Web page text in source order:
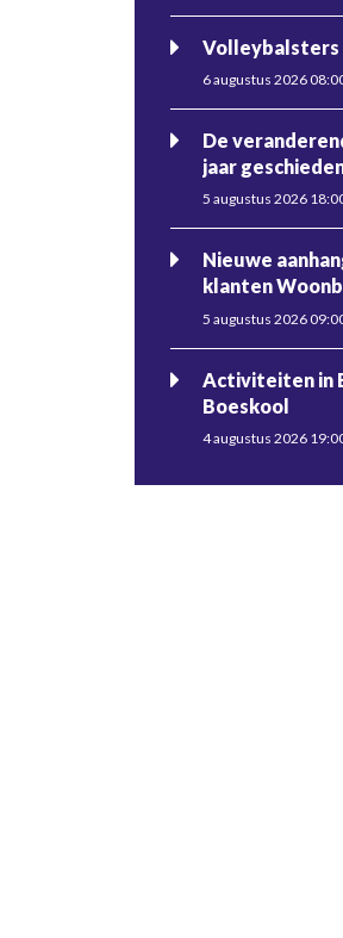
Volleybalsters
6 augustus 2026
De
jaar
5 augustus 2026
Nieuwe
klanten
5 augustus 2026
Activiteiten in
Boeskool
4 augustus 2026